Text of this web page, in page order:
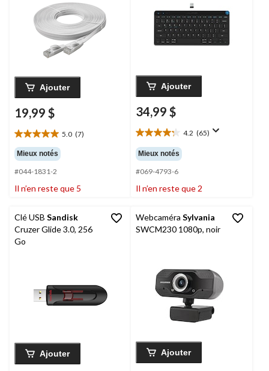
Ajouter
19,99 $
5.0 (7)
5.0
étoile(s)
sur
5.
7
Mieux notés
#044-1831-2
Il n’en reste que 5
Ajouter
34,99 $
4.2 (65)
4.2
étoile(s)
sur
5.
65
évaluations
Mieux notés
#069-4793-6
Il n’en reste que 2
Clé USB Sandisk
Cruzer Glide 3.0, 256
Go
Ajouter
Webcaméra Sylvania
SWCM230 1080p, noir
Ajouter